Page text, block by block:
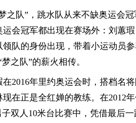
之队”，跳水队从来不缺奥运会
会冠军都出现在赛场外：刘蕙
队的身份出现，带着小运动员
之队”的薪火相传。
2016年里约奥运会时，搭档名
在正是全红婵的教练。在2012
子双人10米台比赛中，凭借最后